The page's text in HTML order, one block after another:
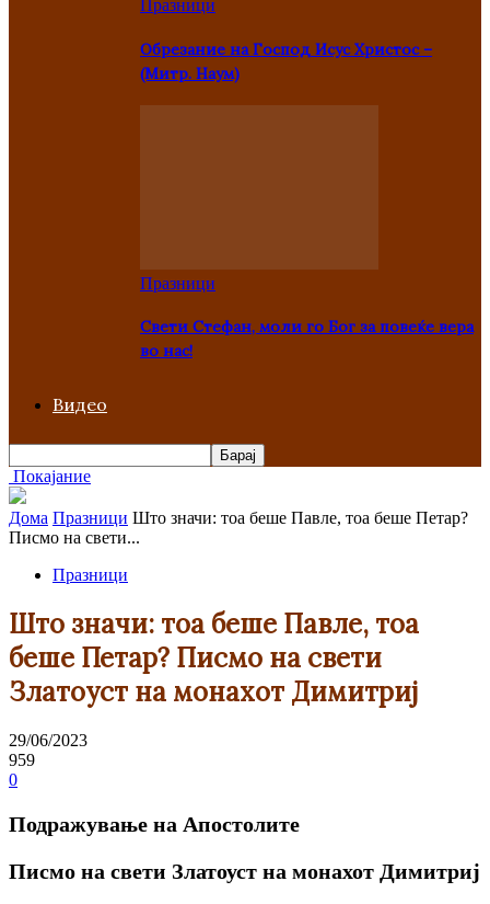
Празници
Oбрезание на Господ Исус Христос –
(Митр. Наум)
Празници
Свети Стефан, моли го Бог за повеќе вера
во нас!
Видео
Покајание
Дома Празници Штo значи: тоа беше Павле, тоа беше Петар?
Писмо на свети...
Празници
Штo значи: тоа беше Павле, тоа
беше Петар? Писмо на свети
Златоуст на монахот Димитриј
29/06/2023
959
0
Подражување на Апостолите
Писмо на свети Златоуст на монахот Димитриј